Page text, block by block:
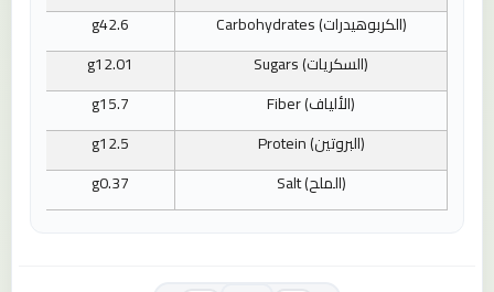
(الكربوهيدرات)Carbohydrates
42.6
g
(السكريات)Sugars
12.01
g
(الألياف)Fiber
15.7
g
(البروتين)Protein
12.5
g
(الملح)Salt
0.37
g